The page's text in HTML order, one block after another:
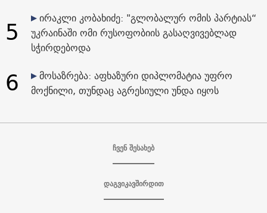
5
ირაკლი კობახიძე: "გლობალურ ომის პარტიას“
უკრაინაში ომი რუსოფობიის გასაღვივებლად
სჭირდებოდა
6
მოსაზრება: აფხაზური დიპლომატია უფრო
მოქნილი, თუნდაც აგრესიული უნდა იყოს
ჩვენ შესახებ
დაგვიკავშირდით